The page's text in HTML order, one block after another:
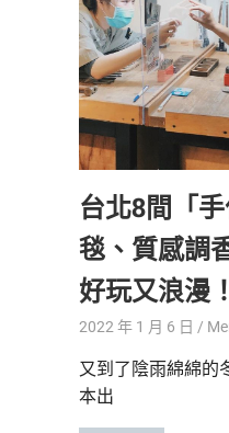
生
活
的
雜
誌。
最
精
豐
的
時
尚
潮
生
活
台北8間「
毯、質感調
好玩又浪漫！
2022 年 1 月 6 日
又到了陰雨綿綿的
本出